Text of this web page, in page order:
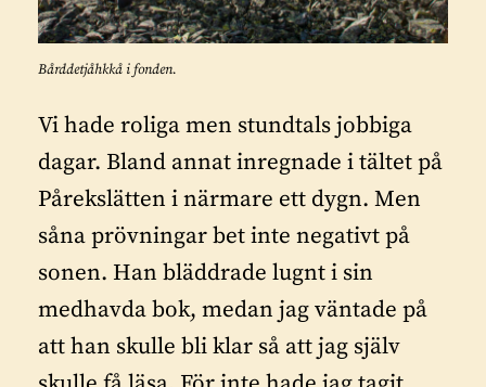
Bårddetjåhkkå i fonden.
Vi hade roliga men stundtals jobbiga
dagar. Bland annat inregnade i tältet på
Pårekslätten i närmare ett dygn. Men
såna prövningar bet inte negativt på
sonen. Han bläddrade lugnt i sin
medhavda bok, medan jag väntade på
att han skulle bli klar så att jag själv